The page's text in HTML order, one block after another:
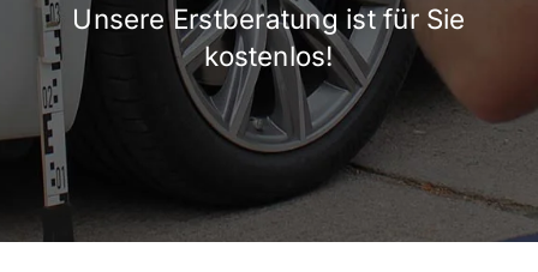
Unsere Erstberatung ist für Sie
kostenlos!